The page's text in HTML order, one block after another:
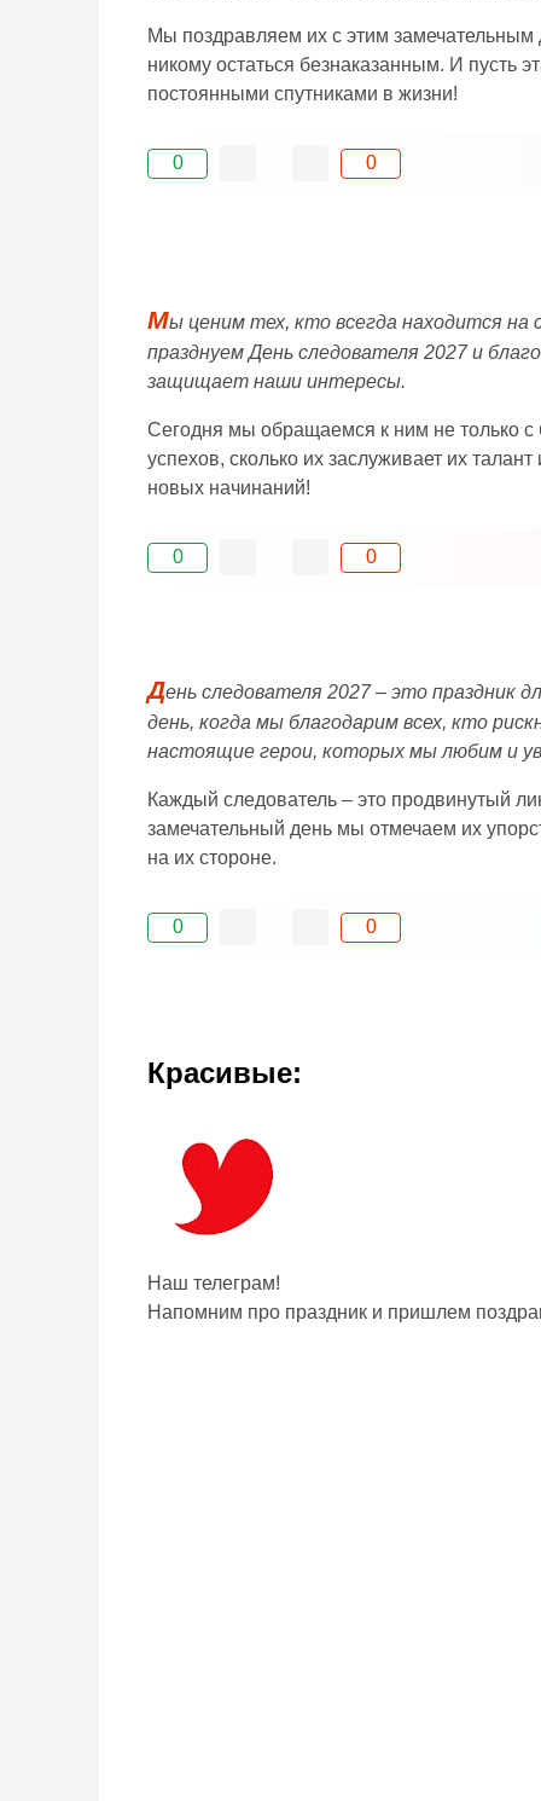
Мы поздравляем их с этим
никому остаться безнаказанным. И пусть
постоянными спутниками в жизни!
0 0
Мы ценим тех, кто всегда находится
празднуем День следователя 2027 и
защищает наши интересы.
Сегодня мы обращаемся к ним не только с
успехов, сколько их заслуживает их
новых начинаний!
0 0
День следователя 2027 – это праздник
день, когда мы благодарим всех, кто
настоящие герои, которых мы любим и
Каждый следователь – это продвинутый
замечательный день мы отмечаем их
на их стороне.
0 0
Красивые:
Наш телеграм!
Напомним про праздник и пришлем